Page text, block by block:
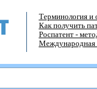
Терминология и
Как получить
Роспатент -
Международная